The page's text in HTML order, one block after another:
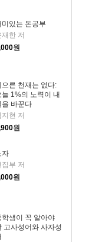
미있는 돈공부
재한 저
원
으른 천재는 없다:
늘 1%의 노력이 내
을 바꾼다
지현 저
원
자
집부 저
원
학생이 꼭 알아야
고사성어와 사자성